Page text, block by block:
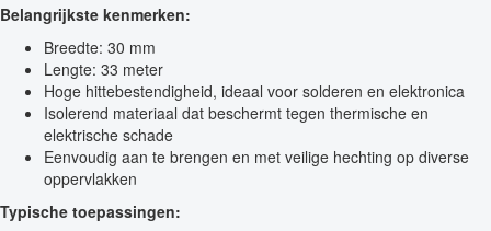
Belangrijkste kenmerken:
Breedte: 30 mm
Lengte: 33 meter
Hoge hittebestendigheid, ideaal voor solderen en elektronica
Isolerend materiaal dat beschermt tegen thermische en
elektrische schade
Eenvoudig aan te brengen en met veilige hechting op diverse
oppervlakken
Typische toepassingen: